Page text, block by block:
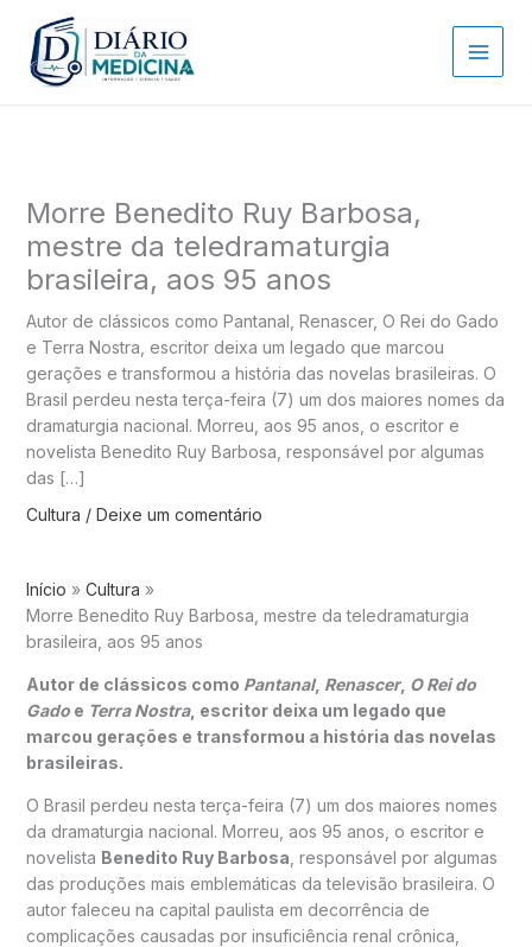
para
conteúdo
Morre Benedito Ruy Barbosa,
mestre da teledramaturgia
brasileira, aos 95 anos
Autor de clássicos como Pantanal, Renascer, O Rei do Gado
e Terra Nostra, escritor deixa um legado que marcou
gerações e transformou a história das novelas brasileiras. O
Brasil perdeu nesta terça-feira (7) um dos maiores nomes da
dramaturgia nacional. Morreu, aos 95 anos, o escritor e
novelista Benedito Ruy Barbosa, responsável por algumas
das […]
Cultura / Deixe um comentário
Início
Cultura
Morre Benedito Ruy Barbosa, mestre da teledramaturgia
brasileira, aos 95 anos
Autor de clássicos como Pantanal, Renascer, O Rei do
Gadoe Terra Nostra, escritor deixa um legado que
marcou gerações e transformou a história das novelas
brasileiras.
O Brasil perdeu nesta terça-feira (7) um dos maiores nomes
da dramaturgia nacional. Morreu, aos 95 anos, o escritor e
novelista Benedito Ruy Barbosa , responsável por algumas
das produções mais emblemáticas da televisão brasileira. O
autor faleceu na capital paulista em decorrência de
complicações causadas por insuficiência renal crônica,